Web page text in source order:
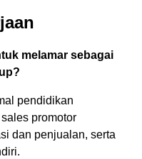
melamar sebagai
pendidikan
promotor
dan penjualan, serta